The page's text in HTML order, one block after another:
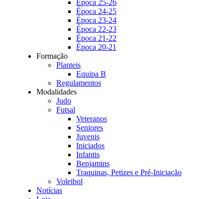
Época 25-26
Época 24-25
Época 23-24
Época 22-23
Época 21-22
Época 20-21
Formação
Planteis
Equipa B
Regulamentos
Modalidades
Judo
Futsal
Veteranos
Seniores
Juvenis
Iniciados
Infantis
Benjamins
Traquinas, Petizes e Pré-Iniciação
Voleibol
Notícias